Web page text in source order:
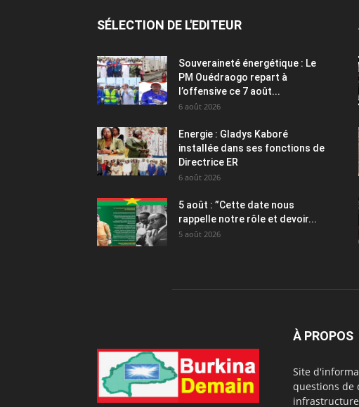
SÉLECTION DE L'EDITEUR
Souveraineté énergétique : Le
PM Ouédraogo repart à
l’offensive ce 7 août...
6 août 2026
Energie : Gladys Kaboré
installée dans ses fonctions de
Directrice ER
6 août 2026
5 août : ”Cette date nous
rappelle notre rôle et devoir...
5 août 2026
À PROPOS
Site
questions de